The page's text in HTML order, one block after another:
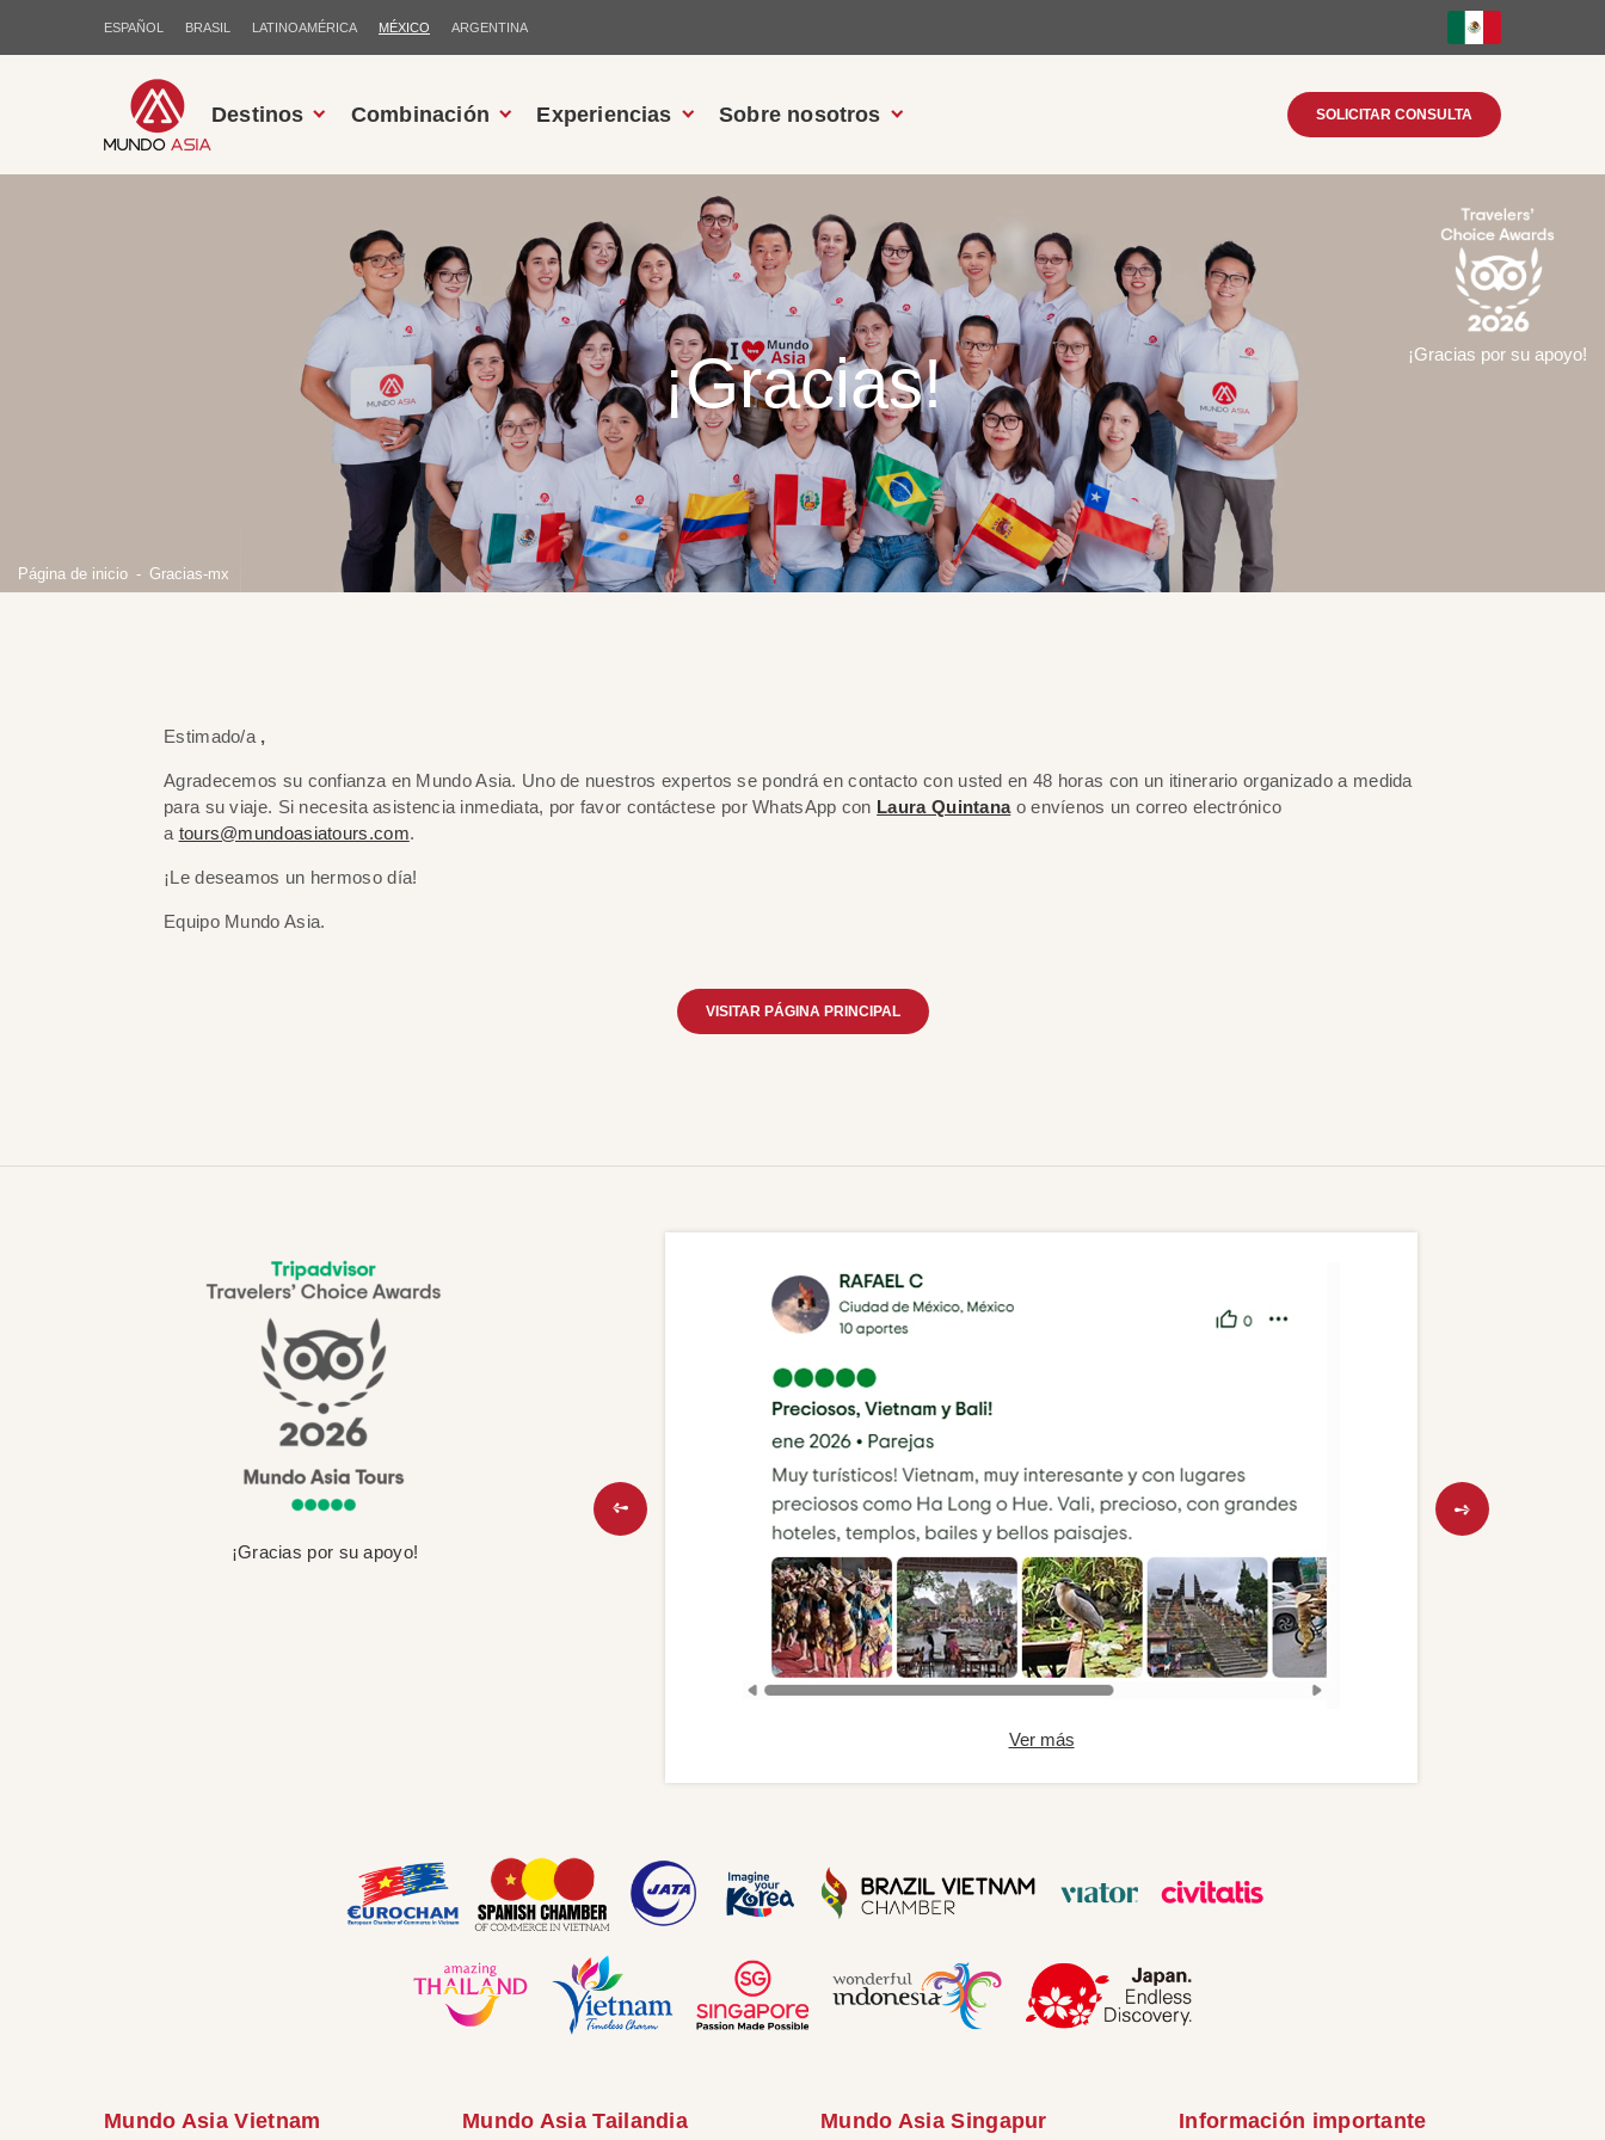
ESPAÑOL BRASIL LATINOAMÉRICA MÉXICO ARGENTINA
Destinos Combinación Experiencias Sobre nosotros SOLICITAR CONSULTA
¡Gracias!
Página de inicio Gracias-mx
¡Gracias por su apoyo!
Estimado/a ,
Agradecemos su confianza en Mundo Asia. Uno de nuestros expertos se pondrá en contacto con usted en 48 horas con un itinerario organizado a medida
para su viaje. Si necesita asistencia inmediata, por favor contáctese por WhatsApp con Laura Quintanao envíenos un correo electrónico
a tours@mundoasiatours.com.
¡Le deseamos un hermoso día!
Equipo Mundo Asia.
VISITAR PÁGINA PRINCIPAL
¡Gracias por su apoyo!
Ver más
Mundo Asia Vietnam Mundo Asia Tailandia Mundo Asia Singapur Información importante